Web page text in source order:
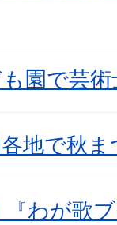
園で芸
地で秋
わが歌